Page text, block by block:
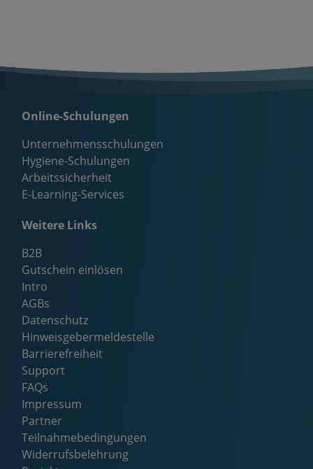
Online-Schulungen
Unternehmensschulungen
Hygiene-Schulungen
Arbeitssicherheit
E-Learning-Services
Weitere Links
B2B
Gutschein einlösen
Intro
AGBs
Datenschutz
Hinweisgebermeldestelle
Barrierefreiheit
Support
FAQs
Impressum
Partner
Teilnahmebedingungen
Widerrufsbelehrung